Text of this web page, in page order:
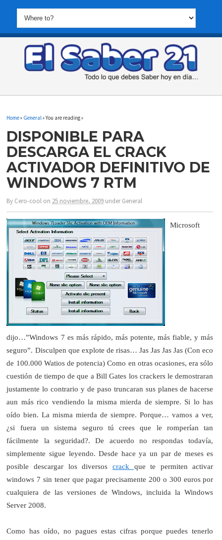
Home» General » You are reading »
DISPONIBLE PARA
DESCARGA EL CRACK
ACTIVADOR DEFINITIVO DE
WINDOWS 7 RTM
By Cero-cool on 25 noviembre, 2009 underGeneral
Microsoft
dijo…”Windows 7 es más rápido, más potente, más fiable, y más
seguro”. Disculpen que explote de risas… Jas Jas Jas Jas (Con eco
de 100.000 Watios de potencia) Como en otras ocasiones, era sólo
cuestión de tiempo de que a Bill Gates los crackers le demostraran
justamente lo contrario y de paso truncaran sus planes de hacerse
aun más rico vendiendo la misma mierda de siempre. Si lo has
oído bien. La misma mierda de siempre. Porque… vamos a ver,
¿si fuera un sistema seguro tú crees que le romperían tan
fácilmente la seguridad?. De acuerdo no respondas todavía,
simplemente sigue leyendo. Desde hace ya un par de meses es
posible descargar los diversos crack que te permiten activar
windows 7 sin tener que pagar precisamente 200 o 300 euros por
cualquiera de las versiones de Windows, incluida la Windows
Server 2008.
Como has oído, no pagues estas cifras porque puedes tenerlo